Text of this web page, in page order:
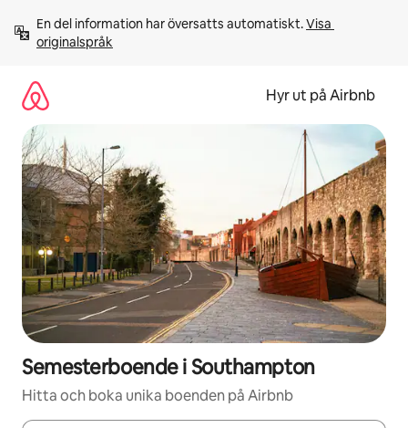
innehåll
En del information har översatts automatiskt. Visa
originalspråk
Hyr ut på Airbnb
Semesterboende i Southampton
Hitta och boka unika boenden på Airbnb